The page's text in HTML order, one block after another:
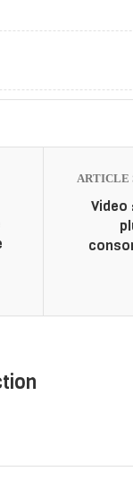
ARTICLE
Video